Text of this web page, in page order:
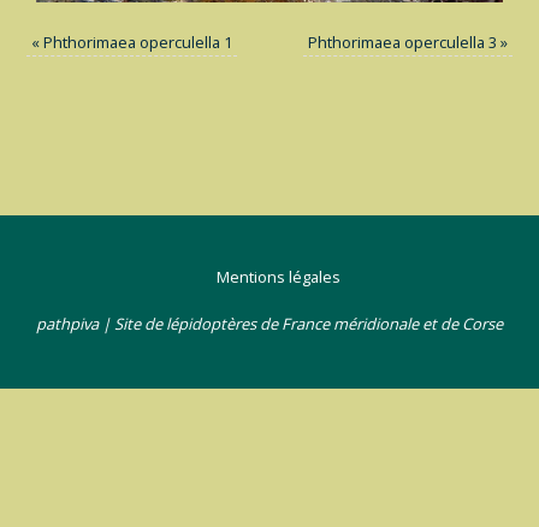
«Phthorimaea operculella 1 Phthorimaea operculella 3 »
Mentions légales
pathpiva | Site de lépidoptères de France méridionale et de Corse